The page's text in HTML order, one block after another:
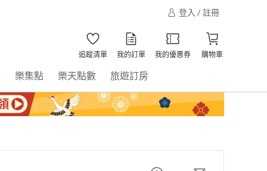
登入 / 註冊
追蹤清單 我的訂單 我的優惠券 購物車
樂集點 樂天點數 旅遊訂房